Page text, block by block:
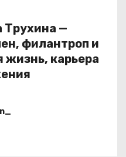
Трухина —
филантроп и
жизнь, карьера